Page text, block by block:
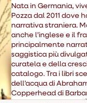
Nata in Germania,
Pozza dal 2011 dove
narrativa straniera.
anche l’inglese e il
principalmente
saggistica più
curatela e della
catalogo. Tra i libri
dell’acquadi
Copperheaddi